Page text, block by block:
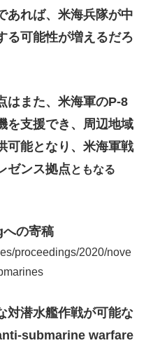
あれば、米海兵隊が中
る可能性が増えるだろ
はまた、米海軍のP-8
を支援でき、周辺地域
可能となり、米海軍戦
ゼンス拠点ともなる
の寄稿
proceedings/2020/nove
対潜水艦作戦が可能な
submarine warfare